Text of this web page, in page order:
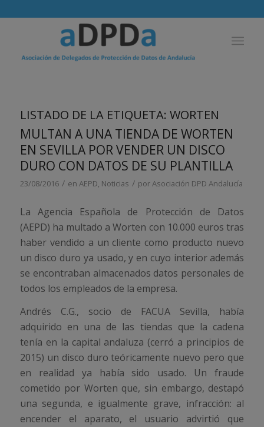
LISTADO DE LA ETIQUETA: WORTEN
MULTAN A UNA TIENDA DE WORTEN
EN SEVILLA POR VENDER UN DISCO
DURO CON DATOS DE SU PLANTILLA
23/08/2016 / en AEPD, Noticias / porAsociación DPD Andalucía
La Agencia Española de Protección de Datos
(AEPD) ha multado a Worten con 10.000 euros tras
haber vendido a un cliente como producto nuevo
un disco duro ya usado, y en cuyo interior además
se encontraban almacenados datos personales de
todos los empleados de la empresa.
Andrés C.G., socio de FACUA Sevilla, había
adquirido en una de las tiendas que la cadena
tenía en la capital andaluza (cerró a principios de
2015) un disco duro teóricamente nuevo pero que
en realidad ya había sido usado. Un fraude
cometido por Worten que, sin embargo, destapó
una segunda, e igualmente grave, infracción: al
encender el aparato, el usuario advirtió que